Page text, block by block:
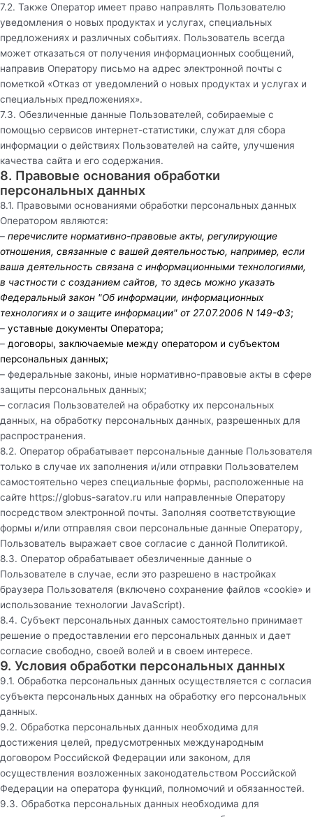
7.2. Также Оператор имеет право направлять Пользователю
уведомления о новых продуктах и услугах, специальных
предложениях и различных событиях. Пользователь всегда
может отказаться от получения информационных сообщений,
направив Оператору письмо на адрес электронной почты с
пометкой «Отказ от уведомлений о новых продуктах и услугах и
специальных предложениях».
7.3. Обезличенные данные Пользователей, собираемые с
помощью сервисов интернет-статистики, служат для сбора
информации о действиях Пользователей на сайте, улучшения
качества сайта и его содержания.
8. Правовые основания обработки
персональных данных
8.1. Правовыми основаниями обработки персональных данных
Оператором являются:
– перечислите нормативно-правовые акты, регулирующие
отношения, связанные с вашей деятельностью, например, если
ваша деятельность связана с информационными технологиями,
в частности с созданием сайтов, то здесь можно указать
Федеральный закон "Об информации, информационных
технологиях и о защите информации" от 27.07.2006 N 149-ФЗ;
– уставные документы Оператора;
– договоры, заключаемые между оператором и субъектом
персональных данных;
– федеральные законы, иные нормативно-правовые акты в сфере
защиты персональных данных;
– согласия Пользователей на обработку их персональных
данных, на обработку персональных данных, разрешенных для
распространения.
8.2. Оператор обрабатывает персональные данные Пользователя
только в случае их заполнения и/или отправки Пользователем
самостоятельно через специальные формы, расположенные на
сайте https://globus-saratov.ru или направленные Оператору
посредством электронной почты. Заполняя соответствующие
формы и/или отправляя свои персональные данные Оператору,
Пользователь выражает свое согласие с данной Политикой.
8.3. Оператор обрабатывает обезличенные данные о
Пользователе в случае, если это разрешено в настройках
браузера Пользователя (включено сохранение файлов «cookie» и
использование технологии JavaScript).
8.4. Субъект персональных данных самостоятельно принимает
решение о предоставлении его персональных данных и дает
согласие свободно, своей волей и в своем интересе.
9. Условия обработки персональных данных
9.1. Обработка персональных данных осуществляется с согласия
субъекта персональных данных на обработку его персональных
данных.
9.2. Обработка персональных данных необходима для
достижения целей, предусмотренных международным
договором Российской Федерации или законом, для
осуществления возложенных законодательством Российской
Федерации на оператора функций, полномочий и обязанностей.
9.3. Обработка персональных данных необходима для